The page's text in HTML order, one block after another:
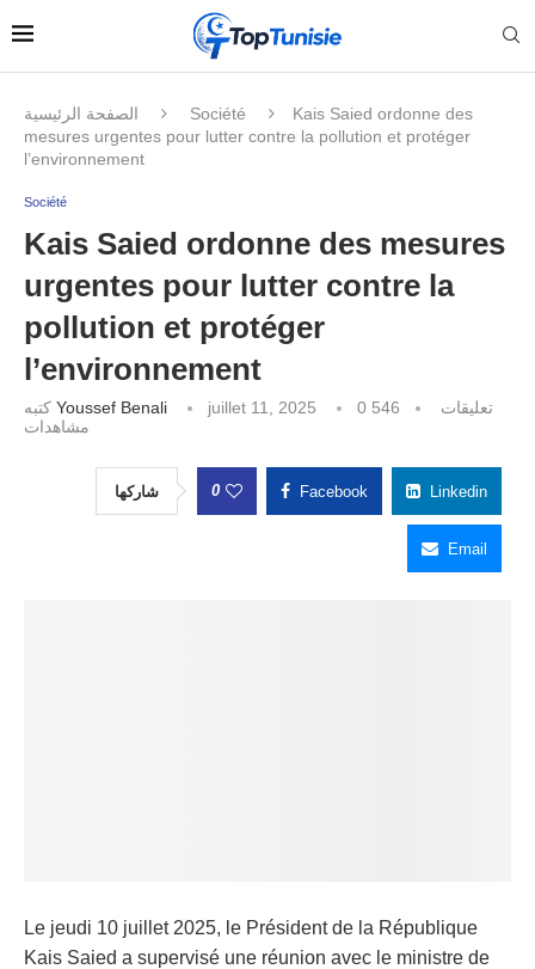
الصفحة الرئيسية Société
Kais Saied ordonne des
mesures urgentes pour lutter contre la pollution et protéger
l’environnement
Société
Kais Saied ordonne des mesures
urgentes pour lutter contre la
pollution et protéger
l’environnement
Youssef Benali juillet 11, 2025 0 تعليقات
546
مشاهدات
شاركها 0 Facebook Linkedin
Email
Le jeudi 10 juillet 2025, le Président de la République
Kais Saied a supervisé une réunion avec le ministre de